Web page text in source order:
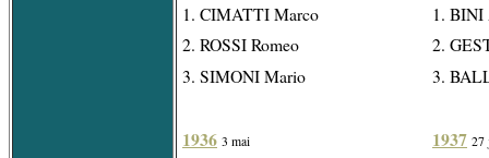
1. CIMATTI Marco
2. ROSSI Romeo
3. SIMONI Mario
1936 3 mai
1. BINI
2.
3.
1937 27